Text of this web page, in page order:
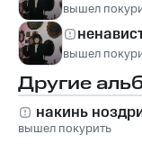
вышел
вышел
Другие
накинь
вышел покурить